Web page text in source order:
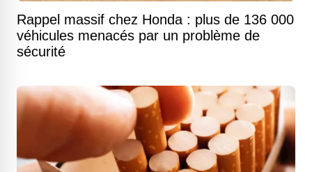
Rappel massif chez Honda : plus de 136 000
véhicules menacés par un problème de
sécurité